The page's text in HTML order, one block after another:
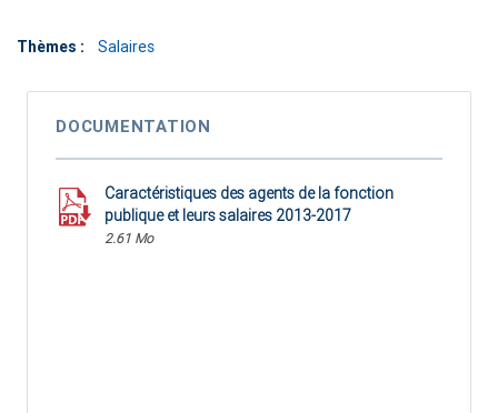
Thèmes : Salaires
DOCUMENTATION
Caractéristiques des agents de la fonction
publique et leurs salaires 2013-2017
2.61 Mo